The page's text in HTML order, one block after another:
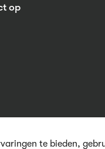
te bieden,
op